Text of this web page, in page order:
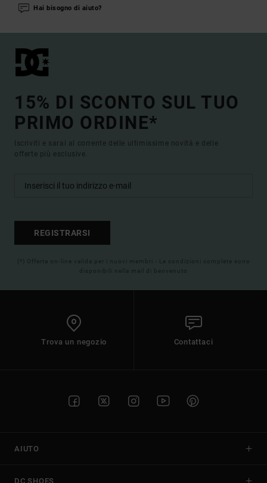
Hai bisogno di aiuto?
15% DI SCONTO SUL TUO
PRIMO ORDINE*
Iscriviti e sarai al corrente delle ultimissime novità e delle
offerte più esclusive.
REGISTRARSI
(*) Offerta on-line valida per i nuovi membri - Le condizioni complete sono
disponibili nella mail di benvenuto
Trova un negozio Contattaci
AIUTO
DC SHOES